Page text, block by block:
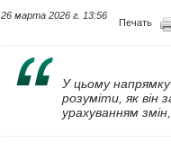
26 марта 2026 г. 13:56
Печать
У цьому
розуміти, як він
урахуванням